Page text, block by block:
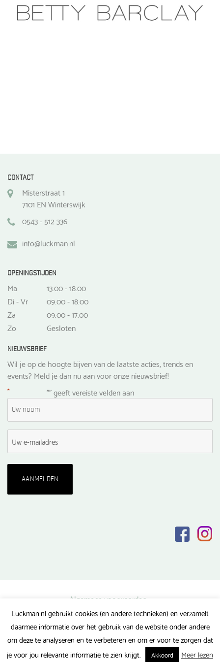
gekozen
worden
CONTACT
Misterstraat 1
7101 EN Winterswijk
0543 - 512 336
info@luckman.nl
OPENINGSTIJDEN
Ma
13.00 - 18.00
Di - Vr
09.00 - 18.00
Za
09.00 - 17.00
Zo
Gesloten
NIEUWSBRIEF
Wil je op de hoogte bijven van de laatste acties, trends en
events? Meld je dan nu aan voor onze nieuwsbrief!
"
* " geeft vereiste velden aan
Algemene voorwaarden
Privacy verklaring
Veel gestelde vragen
Luckman.nl gebruikt cookies (en andere technieken) en verzamelt
daarmee informatie over het gebruik van de website onder andere
om deze te analyseren en te verbeteren en om er voor te zorgen dat
je voor jou relevante informatie te zien krijgt.
Akkoord Meer lezen